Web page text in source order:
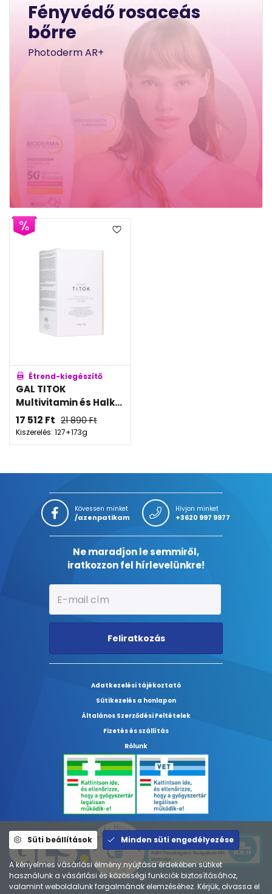
Fényvédő rosaceás
bőrre
Photoderm AR+
Étrend-kiegészítő
GAL TITOK
Multivitamin és Halk...
17 512 Ft 21 890Ft
Kiszerelés: 127+173g
Kövessen minket
/azenpatikam
Hívjon minket
+3620 997 9977
Ne maradjon le semmiről,
iratkozzon fel hírlevelünkre!
Feliratkozás
Adatkezelési tájékoztató
Sütikezelés a honlapon
Általános Szerződési Feltételek
Fizetés és szállítás
Rólunk
Süti beállítások Minden süti engedélyezése
A kényelmes vásárlási élmény nyújtása érdekében sütiket
használunk a vásárlási és közösségi funkciók biztosításához,
valamint weboldalunk forgalmának elemzéséhez. Kérjük, olvassa el